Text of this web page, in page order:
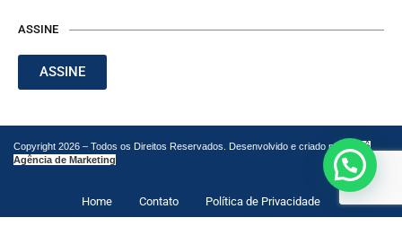
ASSINE
ASSINE
Copyright 2026 – Todos os Direitos Reservados. Desenvolvido e criado por
Cadô
Agência de Marketing
Home Contato Política de Privacidade